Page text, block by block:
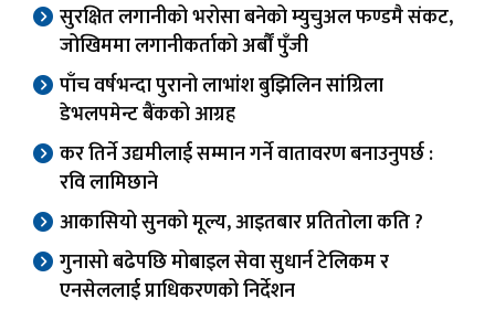
सुरक्षित लगानीको भरोसा बनेको म्युचुअल फण्डमै संकट,
जोखिममा लगानीकर्ताको अर्बौं पुँजी
पाँच वर्षभन्दा पुरानो लाभांश बुझिलिन सांग्रिला
डेभलपमेन्ट बैंकको आग्रह
कर तिर्ने उद्यमीलाई सम्मान गर्ने वातावरण बनाउनुपर्छ :
रवि लामिछाने
आकासियो सुनको मूल्य, आइतबार प्रतितोला कति ?
गुनासो बढेपछि मोबाइल सेवा सुधार्न टेलिकम र
एनसेललाई प्राधिकरणको निर्देशन